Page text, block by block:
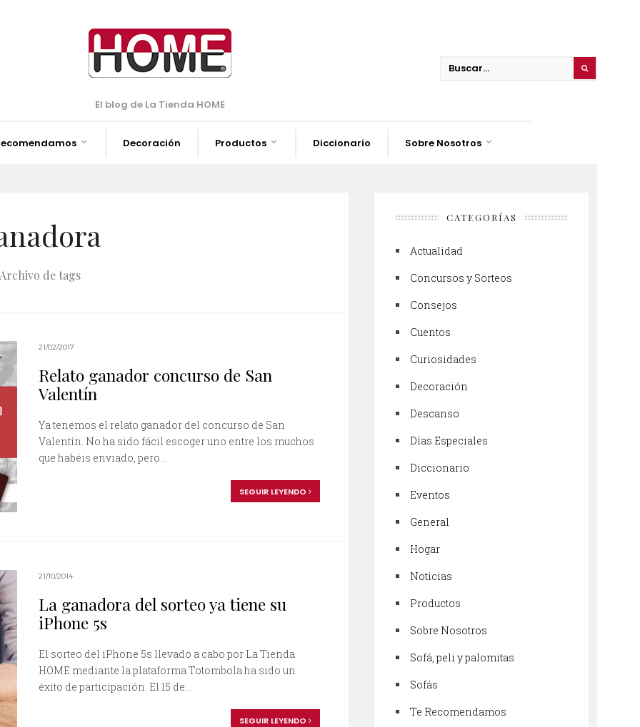
El blog de La Tienda HOME
Decoración Productos Diccionario Sobre Nosotros
Archivo de tags
21/02/2017
Relato ganador concurso de San
Valentín
Ya tenemos el relato ganador del concurso de San
Valentín. No ha sido fácil escoger uno entre los muchos
que habéis enviado, pero...
SEGUIR LEYENDO
21/10/2014
La ganadora del sorteo ya tiene su
iPhone 5s
El sorteo del iPhone 5s llevado a cabo por La Tienda
HOME mediante la plataforma Totombola ha sido un
éxito de participación. El 15 de...
SEGUIR LEYENDO
CATEGORÍAS
Actualidad
Concursos y Sorteos
Consejos
Cuentos
Curiosidades
Decoración
Descanso
Días Especiales
Diccionario
Eventos
General
Hogar
Noticias
Productos
Sobre Nosotros
Sofá, peli y palomitas
Sofás
Te Recomendamos